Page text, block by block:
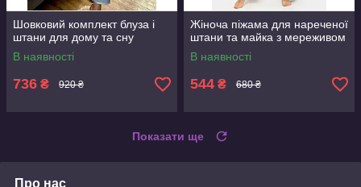
Шовковий комплект блуза і
штани для дому та сну
В наявності
736 ₴ 920 ₴
Жіноча піжама для нареченої
штани та майка з мереживом
В наявності
544 ₴ 680 ₴
Показати ще
Про нас